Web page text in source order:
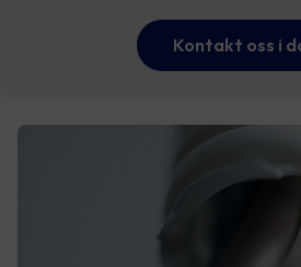
Kontakt oss i